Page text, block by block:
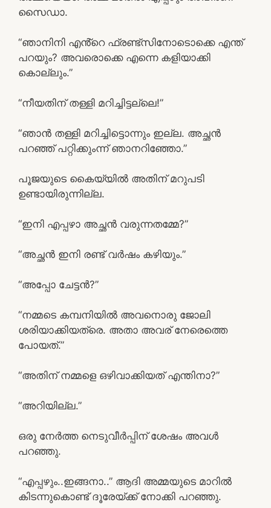
സൈഡാ.
“ഞാനിനി എൻ്റെ ഫ്രണ്ട്സിനോടൊക്കെ എന്ത്
പറയും? അവരൊക്കെ എന്നെ കളിയാക്കി
കൊല്ലും.”
“നീയതിന് തള്ളി മറിച്ചിട്ടല്ലെ!”
“ഞാൻ തള്ളി മറിച്ചിട്ടൊന്നും ഇല്ല. അച്ഛൻ
പറഞ്ഞ് പറ്റിക്കുംന്ന് ഞാനറിഞ്ഞോ.”
പൂജയുടെ കൈയ്യിൽ അതിന് മറുപടി
ഉണ്ടായിരുന്നില്ല.
“ഇനി എപ്പഴാ അച്ഛൻ വരുന്നതമ്മേ?”
“അച്ഛൻ ഇനി രണ്ട് വർഷം കഴിയും.”
“അപ്പോ ചേട്ടൻ?”
“നമ്മടെ കമ്പനിയിൽ അവനൊരു ജോലി
ശരിയാക്കിയത്രെ. അതാ അവര് നേരെത്തെ
പോയത്.”
“അതിന് നമ്മളെ ഒഴിവാക്കിയത് എന്തിനാ?”
“അറിയില്ല.”
ഒരു നേർത്ത നെടുവീർപ്പിന് ശേഷം അവൾ
പറഞ്ഞു.
“എപ്പഴും..ഇങ്ങനാ..” ആദി അമ്മയുടെ മാറിൽ
കിടന്നുകൊണ്ട് ദൂരേയ്ക്ക് നോക്കി പറഞ്ഞു.